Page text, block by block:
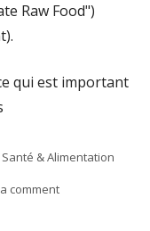
Raw Food")
qui est important
Categories
Santé & Alimentation
commenton L’ail est-il